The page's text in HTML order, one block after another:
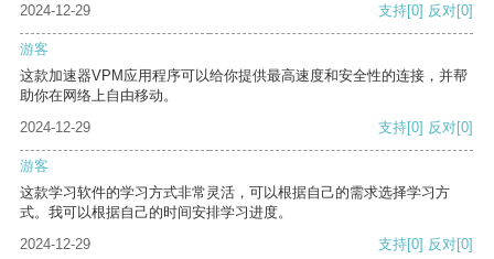
2024-12-29
支持[0] 反对[0]
游客
这款加速器VPM应用程序可以给你提供最高速度和安全性的连接，并帮
助你在网络上自由移动。
2024-12-29
支持[0] 反对[0]
游客
这款学习软件的学习方式非常灵活，可以根据自己的需求选择学习方
式。我可以根据自己的时间安排学习进度。
2024-12-29
支持[0] 反对[0]